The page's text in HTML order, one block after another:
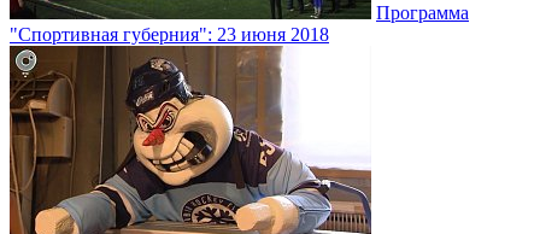
Программа
"Спортивная губерния": 23 июня 2018